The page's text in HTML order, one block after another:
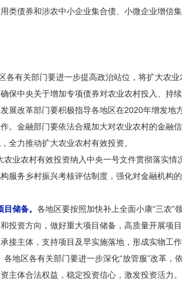
类债券和涉农中小企业集合债、小微企业增信
各有关部门要进一步提高政治站位，将扩大农
保中央关于增加专项债券对农业农村投入、持
展改革部门要积极指导各地区在2020年增发
。金融部门要依法合规加大对农业农村的金融
全力推动扩大农业农村有效投资。
农业农村有效投资纳入中央一号文件贯彻落实
服务乡村振兴考核评估制度，强化对金融机构
储备。 各地区要按照加快补上全面小康“三农”
投资方向，做好重大项目储备，高质量开展
接主体，支持项目及早实施落地，形成实物工作
各地区各有关部门要进一步深化“放管服”改革
主体合法权益，稳定投资信心，激发投资活力